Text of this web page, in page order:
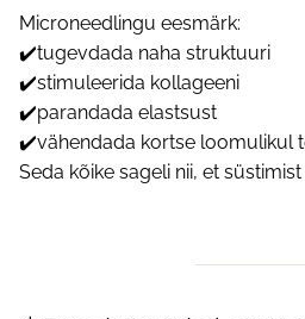
Microneedlingu eesmärk:
✔️tugevdada naha struktuuri
✔️stimuleerida kollageeni
✔️parandada elastsust
✔️vähendada kortse loomulikul
Seda kõike sageli nii, et